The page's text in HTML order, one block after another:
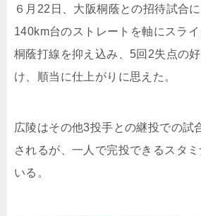
６月 22 日、大阪桐蔭との招待試合
140km台のストレートを軸にスラ
桐蔭打線を抑え込み、 5回 2失点の
け、順当に仕上がりに思えた。
広陵はその他3投手との継投での試
されるが、一人で完投できるスタ
いる。